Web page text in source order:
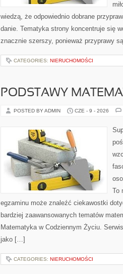
wiedzą, że odpowiednio dobrane
danie. Tematyka strony koncentruje się
znacznie szerszy, ponieważ przyprawy
CATEGORIES: NIERUCHOMOŚCI
PODSTAWY
POSTED BY ADMIN CZE - 9 - 2026
To
egzaminu może znaleźć ciekawostki
bardziej zaawansowanych tematów
Matematyka w Codziennym Życiu.
jako […]
CATEGORIES: NIERUCHOMOŚCI